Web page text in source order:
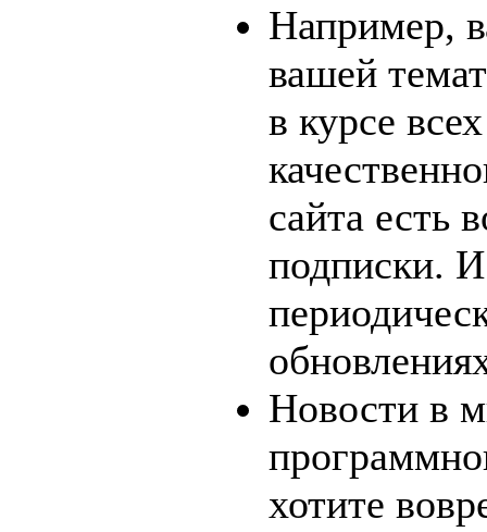
Например,
вашей
в курсе
сайта есть
подписки.
Новости в
хотите